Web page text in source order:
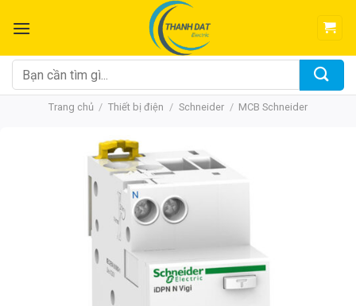
đến
dung
Tìm
kiếm:
Trang chủ / Thiết bị điện / Schneider / MCB Schneider